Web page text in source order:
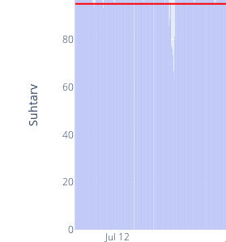
Jul 12
0
20
40
60
80
Suhtarv